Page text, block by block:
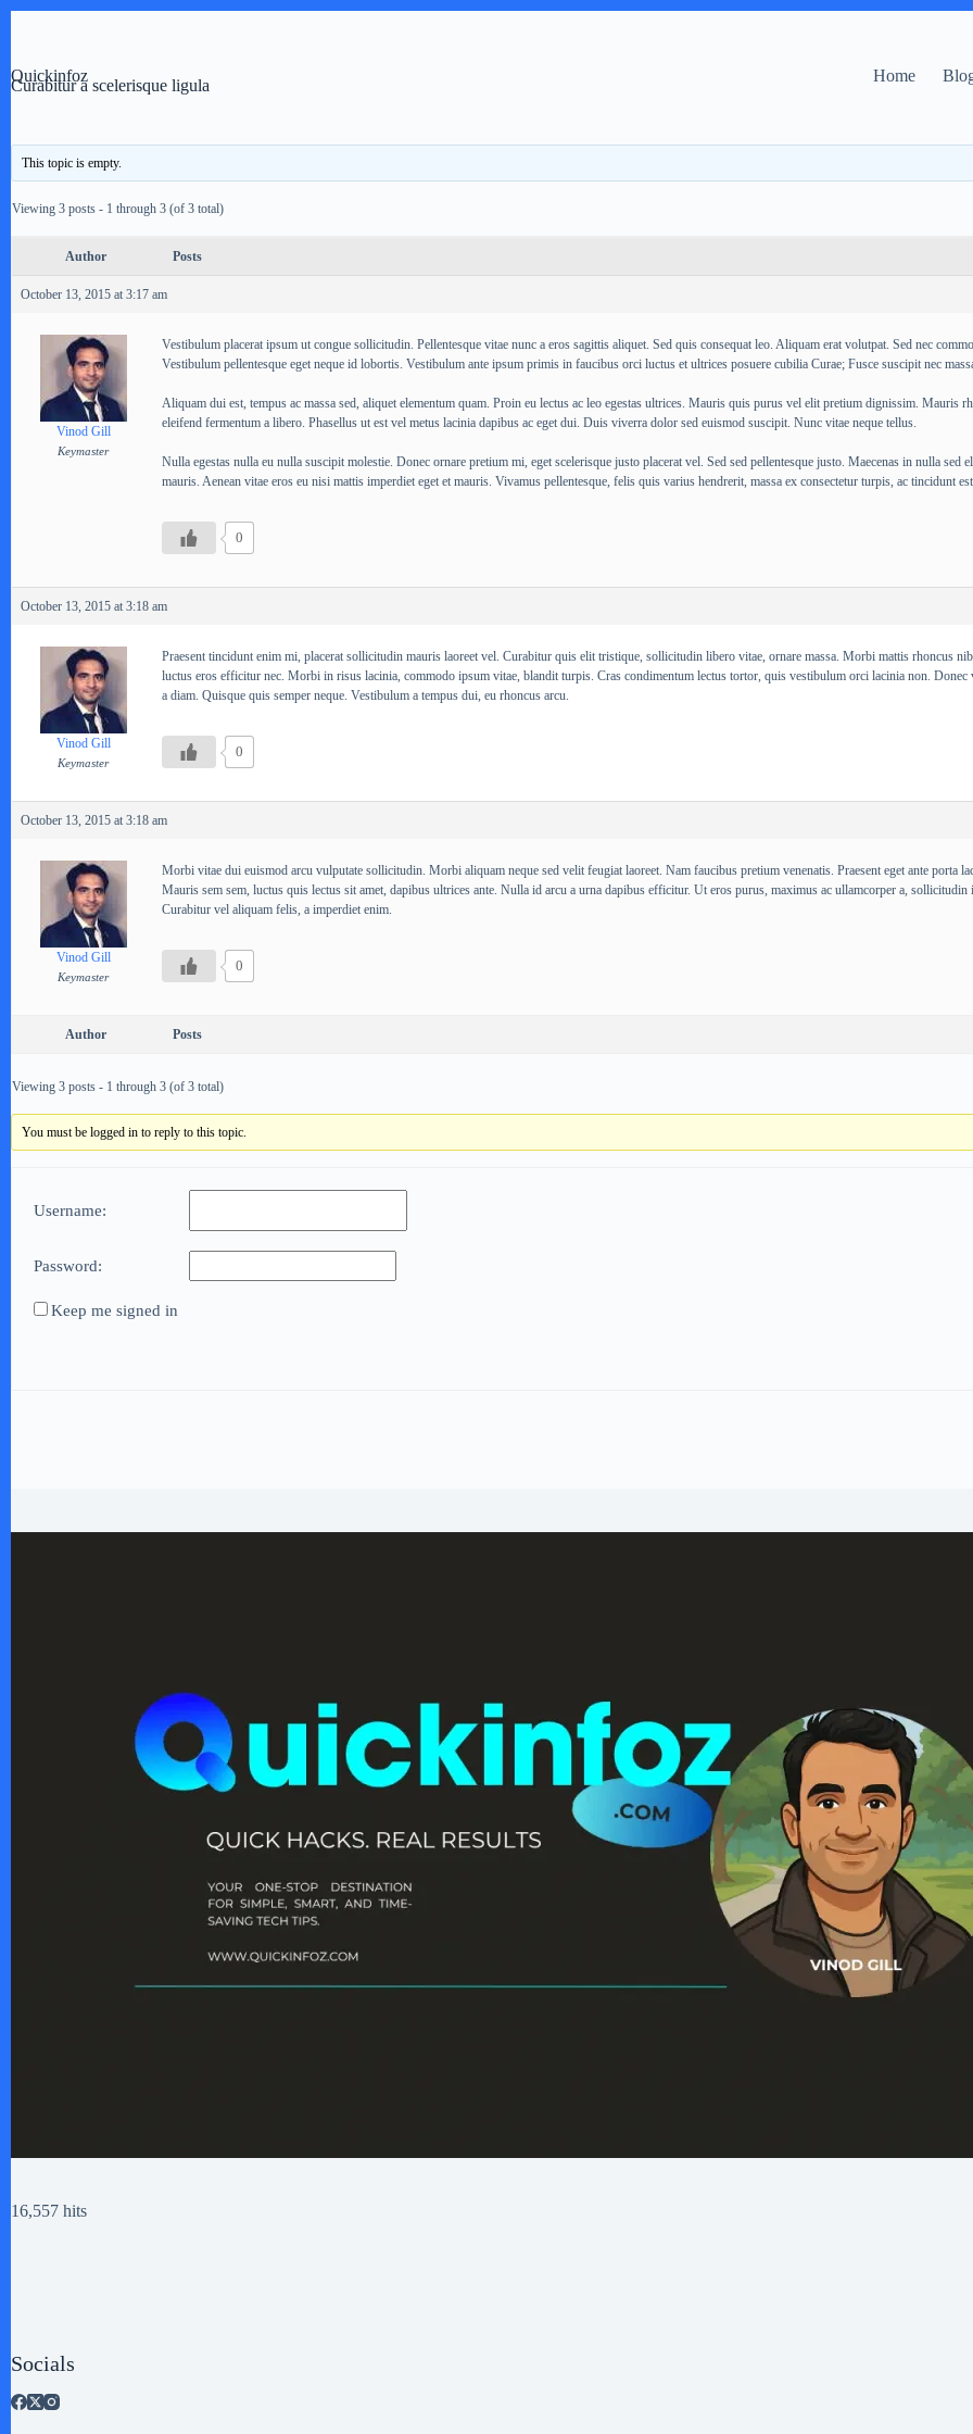
Quickinfoz
Home
Curabitur a scelerisque ligula
This topic is empty.
Viewing 3 posts - 1 through 3 (of 3 total)
Author Posts
October 13, 2015 at 3:17 am
Vinod Gill
Keymaster
Vestibulum placerat ipsum ut congue sollicitudin. Pellentesque vitae nunc a eros sagittis aliquet. Sed quis consequat leo. Aliquam erat volutpat. Sed nec
Vestibulum pellentesque eget neque id lobortis. Vestibulum ante ipsum primis in faucibus orci luctus et ultrices posuere cubilia Curae; Fusce suscipit nec
Aliquam dui est, tempus ac massa sed, aliquet elementum quam. Proin eu lectus ac leo egestas ultrices. Mauris quis purus vel elit pretium dignissim. Mauris
eleifend fermentum a libero. Phasellus ut est vel metus lacinia dapibus ac eget dui. Duis viverra dolor sed euismod suscipit. Nunc vitae neque tellus.
Nulla egestas nulla eu nulla suscipit molestie. Donec ornare pretium mi, eget scelerisque justo placerat vel. Sed sed pellentesque justo. Maecenas in nulla
mauris. Aenean vitae eros eu nisi mattis imperdiet eget et mauris. Vivamus pellentesque, felis quis varius hendrerit, massa ex consectetur turpis, ac tincidunt
0
October 13, 2015 at 3:18 am
Vinod Gill
Keymaster
Praesent tincidunt enim mi, placerat sollicitudin mauris laoreet vel. Curabitur quis elit tristique, sollicitudin libero vitae, ornare massa. Morbi mattis rhoncus
luctus eros efficitur nec. Morbi in risus lacinia, commodo ipsum vitae, blandit turpis. Cras condimentum lectus tortor, quis vestibulum orci lacinia non.
a diam. Quisque quis semper neque. Vestibulum a tempus dui, eu rhoncus arcu.
0
October 13, 2015 at 3:18 am
Vinod Gill
Keymaster
Morbi vitae dui euismod arcu vulputate sollicitudin. Morbi aliquam neque sed velit feugiat laoreet. Nam faucibus pretium venenatis. Praesent eget ante
Mauris sem sem, luctus quis lectus sit amet, dapibus ultrices ante. Nulla id arcu a urna dapibus efficitur. Ut eros purus, maximus ac ullamcorper a,
Curabitur vel aliquam felis, a imperdiet enim.
0
Author Posts
Viewing 3 posts - 1 through 3 (of 3 total)
You must be logged in to reply to this topic.
Username:
Password:
Keep me signed in
16,557 hits
Socials